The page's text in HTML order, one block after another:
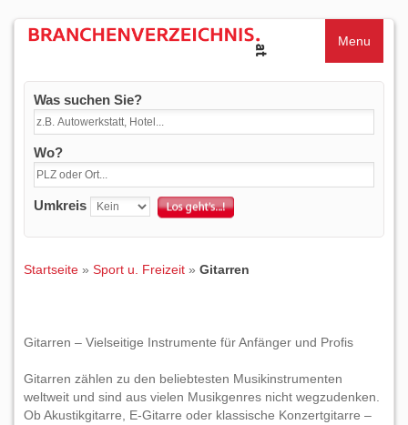
Menu
Was suchen Sie?
Wo?
Umkreis
Startseite » Sport u. Freizeit » Gitarren
Gitarren – Vielseitige Instrumente für Anfänger und Profis
Gitarren zählen zu den beliebtesten Musikinstrumenten
weltweit und sind aus vielen Musikgenres nicht wegzudenken.
Ob Akustikgitarre, E-Gitarre oder klassische Konzertgitarre –